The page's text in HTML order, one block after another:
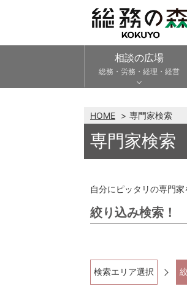
相談の広場
総務・労務・経理・経営
HOME 専門家検索
専門家検索
自分にピッタリの専門家
絞り込み検索！
検索エリア選択